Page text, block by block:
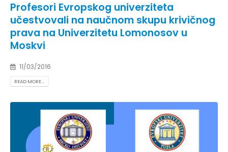
Profesori Evropskog univerziteta
učestvovali na naučnom skupu krivičnog
prava na Univerzitetu Lomonosov u
Moskvi
11/03/2016
READ MORE...